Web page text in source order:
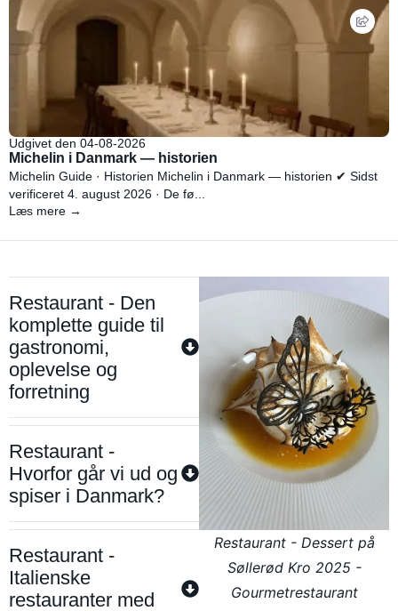
Udgivet den 04-08-2026
Michelin i Danmark — historien
Michelin Guide · Historien Michelin i Danmark — historien ✔ Sidst
verificeret 4. august 2026 · De fø...
Læs mere →
Restaurant - Den
komplette guide til
gastronomi,
oplevelse og
forretning
Restaurant -
Hvorfor går vi ud og
spiser i Danmark?
Restaurant -
Italienske
restauranter med
Restaurant - Dessert på
Søllerød Kro 2025 -
Gourmetrestaurant